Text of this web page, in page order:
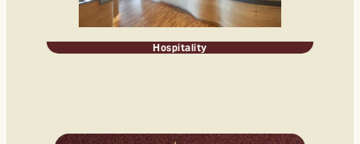
Hospitality